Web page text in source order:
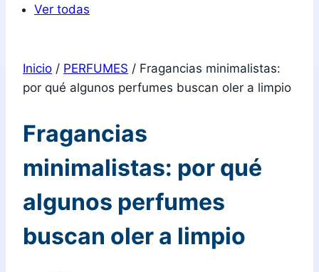
Ver todas
Inicio / PERFUMES / Fragancias minimalistas:
por qué algunos perfumes buscan oler a limpio
Fragancias
minimalistas: por qué
algunos perfumes
buscan oler a limpio